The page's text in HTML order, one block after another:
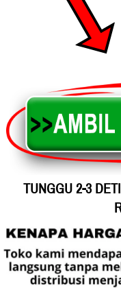
TUNGGU 2-3